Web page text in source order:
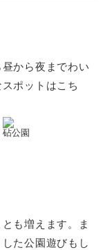
から夜までわい
ポットはこち
砧公園
も増えます。ま
た公園遊びもし